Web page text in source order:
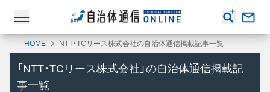
HOME NTT・TCリース株式会社の自治体通信掲載記事一覧
「 NTT・TCリース株式会社 」の自治体通信掲載記
事一覧